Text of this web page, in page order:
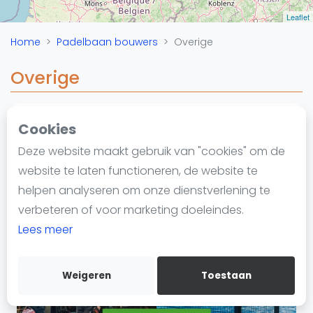
Cookies
Deze website maakt gebruik van "cookies" om de
website te laten functioneren, de website te
helpen analyseren om onze dienstverlening te
verbeteren of voor marketing doeleindes.
Lees meer
Weigeren Toestaan
Nieuws
Blog artikelen
Vragen over padel
Overige
Informatie
Over ons
Contact
Adverteren
Insights
WhatsApp
Join WhatsApp Community
Leaflet
Home Padelbaan bouwers Overige
Overige
Padelbaan bouwer